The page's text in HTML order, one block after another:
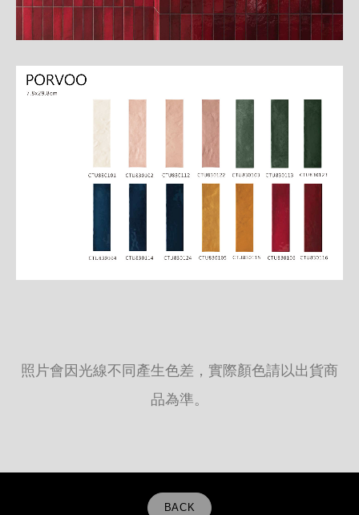
照片會因光線不同產生色差，實際顏色請以出貨商
品為準。
BACK